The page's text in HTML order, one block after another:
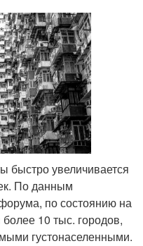
быстро увеличивается
По данным
по состоянию на
10 тыс. городов,
густонаселенными.